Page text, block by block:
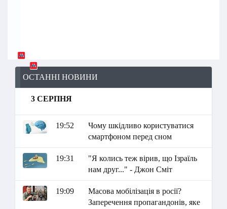
ОСТАННІ НОВИНИ
3 СЕРПНЯ
19:52
Чому шкідливо користуватися
смартфоном перед сном
19:31
"Я колись теж вірив, що Ізраїль
нам друг..." - Джон Сміт
19:09
Масова мобілізація в росії?
Заперечення пропагандонів, яке